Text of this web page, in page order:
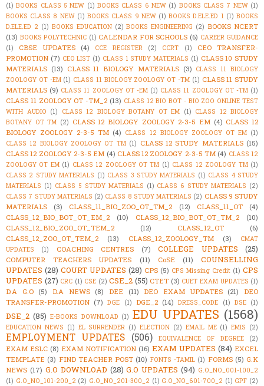
(1) BOOKS CLASS 5 NEW (1) BOOKS CLASS 6 NEW (1) BOOKS CLASS 7 NEW (1)
BOOKS CLASS 8 NEW (1) BOOKS CLASS 9 NEW (1) BOOKS D.ELE.ED 1 (1) BOOKS
D.ELE.ED 2 (1) BOOKS EDUCATION (2) BOOKS ENGINEERING (2) BOOKS NCERT
(13) BOOKS POLYTECHNIC (1) CALENDAR FOR SCHOOLS (6) CAREER GUIDANCE
(1)
CBSE UPDATES (4) CCE REGISTER (2) CCRT (1)
CEO TRANSFER-
PROMOTION (7) CEO LIST (1) CLASS 1 STUDY MATERIALS (1) CLASS 10 STUDY
MATERIALS (13) CLASS 11 BIOLOGY MATERIALS (3) CLASS 11 BIOLOGY
ZOOLOGY OT -EM (1) CLASS 11 BIOLOGY ZOOLOGY OT -TM (1) CLASS 11 STUDY
MATERIALS (9) CLASS 11 ZOOLOGY OT -EM (1) CLASS 11 ZOOLOGY OT -TM (1)
CLASS 11 ZOOLOGY OT -TM_2 (13) CLASS 12 BIO BOT - BIO ZOO ONLINE TEST
WITH AUDIO (1) CLASS 12 BIOLOGY BOTANY OT EM (1) CLASS 12 BIOLOGY
BOTANY OT TM (2) CLASS 12 BIOLOGY ZOOLOGY 2-3-5 EM (4) CLASS 12
BIOLOGY ZOOLOGY 2-3-5 TM (4) CLASS 12 BIOLOGY ZOOLOGY OT EM (1)
CLASS 12 BIOLOGY ZOOLOGY OT TM (1) CLASS 12 STUDY MATERIALS (15)
CLASS 12 ZOOLOGY 2-3-5 EM (4) CLASS 12 ZOOLOGY 2-3-5 TM (4) CLASS 12
ZOOLOGY OT EM (1) CLASS 12 ZOOLOGY OT TM (1) CLASS 12 ZOOLOGY TM (1)
CLASS 2 STUDY MATERIALS (1) CLASS 3 STUDY MATERIALS (1) CLASS 4 STUDY
MATERIALS (1) CLASS 5 STUDY MATERIALS (1) CLASS 6 STUDY MATERIALS (2)
CLASS 7 STUDY MATERIALS (2) CLASS 8 STUDY MATERIALS (2) CLASS 9 STUDY
MATERIALS
(3) CLASS_11_BIO_ZOO_OT_TM_2 (12) CLASS_11_OT
(4)
CLASS_12_BIO_BOT_OT_EM_2
(10) CLASS_12_BIO_BOT_OT_TM_2
(10)
CLASS_12_BIO_ZOO_OT_TEM_2
(12) CLASS_12_OT
(6)
CLASS_12_ZOO_OT_TEM_2
(13) CLASS_12_ZOOLOGY_TM (3)
CMAT
UPDATES
(1) COACHING CENTRES (7) COLLEGE UPDATES (25)
COMPUTER TEACHERS UPDATES (11) CoSE (11)
COUNSELLING
UPDATES (28) COURT UPDATES (28) CPS (5) CPS Missing Credit (1) CPS
UPDATES (27) CRC (1) CSE (2) CSE_2 (55) CTET (3) CUET EXAM UPDATES (1)
D.A G.O (5) D.A NEWS (8) DEE (11) DEO EXAM UPDATES (21)
DEO
TRANSFER-PROMOTION (7) DGE (1) DGE_2 (14) DRESS_CODE (1) DSE (1)
DSE_2 (85) E-BOOKS DOWNLOAD (1) EDU UPDATES (1568)
EDUCATION NEWS (1) EL SURRENDER (1) ELECTION (2) EMAIL ME (1) EMIS (2)
EMPLOYMENT UPDATES (506) EQUIVALENCE OF DEGREE (2)
EXAM ESLC (8) EXAM NOTIFICATION (16) EXAM UPDATES (84) EXCEL
TEMPLATE (3) FIND TEACHER POST (10) FONTS -TAMIL (1) FORMS (5) G.K
NEWS (17) G.O DOWNLOAD (28) G.O UPDATES (94) G.O_NO_001-100_2
(1) G.O_NO_101-200_2 (2) G.O_NO_201-300_2 (1) G.O_NO_601-700_2 (1) GPF (2)